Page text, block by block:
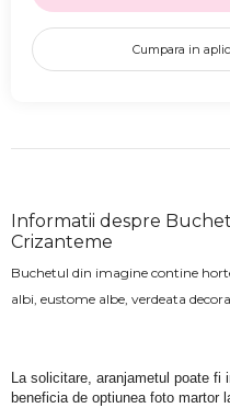
Cumpara in
Informatii despre
Crizanteme
Buchetul din imagine contine
albi, eustome albe, verdeata
La solicitare, aranjametul poate
beneficia de optiunea foto martor